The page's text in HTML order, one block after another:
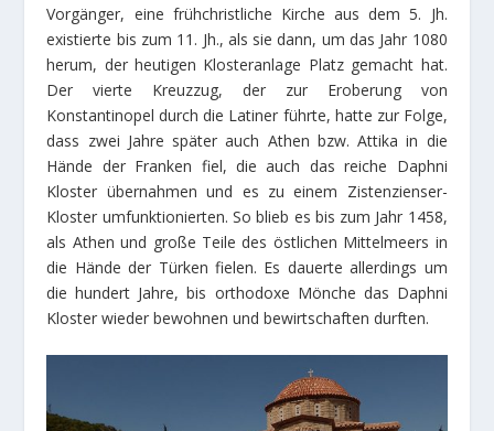
Vorgänger, eine frühchristliche Kirche aus dem 5. Jh.
existierte bis zum 11. Jh., als sie dann, um das Jahr 1080
herum, der heutigen Klosteranlage Platz gemacht hat.
Der vierte Kreuzzug, der zur Eroberung von
Konstantinopel durch die Latiner führte, hatte zur Folge,
dass zwei Jahre später auch Athen bzw. Attika in die
Hände der Franken fiel, die auch das reiche Daphni
Kloster übernahmen und es zu einem Zistenzienser-
Kloster umfunktionierten. So blieb es bis zum Jahr 1458,
als Athen und große Teile des östlichen Mittelmeers in
die Hände der Türken fielen. Es dauerte allerdings um
die hundert Jahre, bis orthodoxe Mönche das Daphni
Kloster wieder bewohnen und bewirtschaften durften.